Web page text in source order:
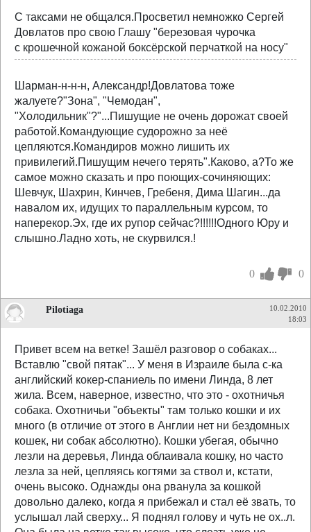
С таксами не общался.Просветил немножко Сергей
Довлатов про свою Глашу "березовая чурочка
с крошечной кожаной боксёрской перчаткой на носу"
Шарман-н-н-н, Александр!Довлатова тоже
жалуете?"Зона", "Чемодан",
"Холодильник"?"...Пишущие не очень дорожат своей
работой.Командующие судорожно за неё
цепляются.Командиров можно лишить их
привилегий.Пишущим нечего терять".Каково, а?То же
самое можно сказать и про поющих-сочиняющих:
Шевчук, Шахрин, Кинчев, Гребеня, Дима Шагин...да
навалом их, идущих то параллельным курсом, то
наперекор.Эх, где их рупор сейчас?!!!!!!Одного Юру и
слышно.Ладно хоть, не скурвился.!
0 0
Pilotiaga
10.02.2010
18:03
Привет всем на ветке! Зашёл разговор о собаках...
Вставлю "свой пятак"... У меня в Израиле была с-ка
английский кокер-спаниель по имени Линда, 8 лет
жила. Всем, наверное, известно, что это - охотничья
собака. Охотничьи "объекты" там только кошки и их
много (в отличие от этого в Англии нет ни бездомных
кошек, ни собак абсолютно). Кошки убегая, обычно
лезли на деревья, Линда облаивала кошку, но часто
лезла за ней, цепляясь когтями за ствол и, кстати,
очень высоко. Однажды она рванула за кошкой
довольно далеко, когда я прибежал и стал её звать, то
услышал лай сверху... Я поднял голову и чуть не ох..л.